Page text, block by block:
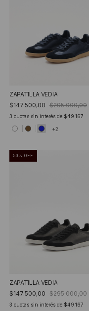
ZAPATILLA VEDIA
$147.500,00 $295.000,00
3 cuotas sin interés de $49.167
+2
50 % OFF
ZAPATILLA VEDIA
$147.500,00 $295.000,00
3 cuotas sin interés de $49.167